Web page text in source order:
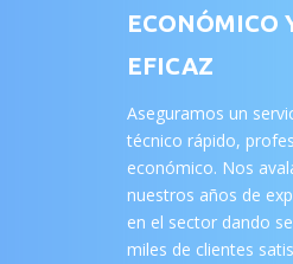
ECONÓMICO
EFICAZ
Aseguramos un
técnico rápido,
económico. Nos
nuestros años de
en el sector dando
miles de clientes